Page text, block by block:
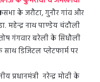
के जरौटा, गुनौर गांव और
महेन्द्र नाथ पाण्डेय चंदौली
गंगवार बरेली के सिधौली
डिजिटल प्लेटफार्म पर
प्रधानमंत्री नरेन्द्र मोदी के